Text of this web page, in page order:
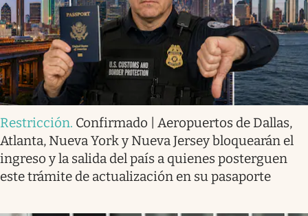
Restricción. Confirmado | Aeropuertos de Dallas,
Atlanta, Nueva York y Nueva Jersey bloquearán el
ingreso y la salida del país a quienes posterguen
este trámite de actualización en su pasaporte